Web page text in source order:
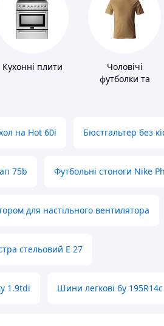
Кухонні плити
Чоловічі
футболки та
на Hot 60i Бюстгальтер без
75b Футбольні стоноги Nike
для настільного вентилятора
стельовий E 27
1.9tdi Шини легкові бу 195R14c